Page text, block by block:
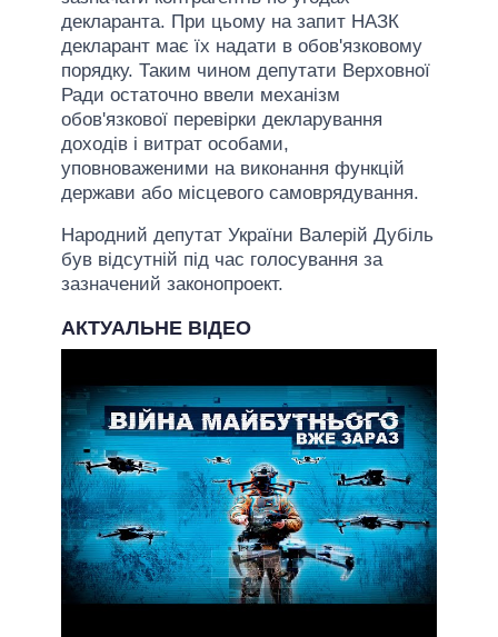
декларанта. При цьому на запит НАЗК
декларант має їх надати в обов'язковому
порядку. Таким чином депутати Верховної
Ради остаточно ввели механізм
обов'язкової перевірки декларування
доходів і витрат особами,
уповноваженими на виконання функцій
держави або місцевого самоврядування.
Народний депутат України Валерій Дубіль
був відсутній під час голосування за
зазначений законопроект.
АКТУАЛЬНЕ ВІДЕО